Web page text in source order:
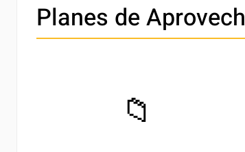
Planes de
📁